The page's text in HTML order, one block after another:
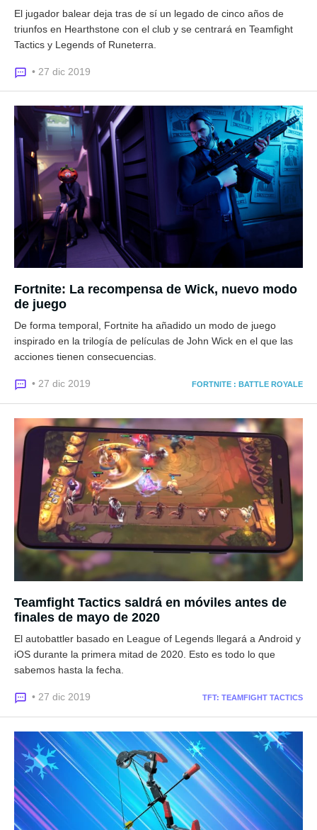
El jugador balear deja tras de sí un legado de cinco años de
triunfos en Hearthstone con el club y se centrará en Teamfight
Tactics y Legends of Runeterra.
• 27 dic 2019
Fortnite: La recompensa de Wick, nuevo modo
de juego
De forma temporal, Fortnite ha añadido un modo de juego
inspirado en la trilogía de películas de John Wick en el que las
acciones tienen consecuencias.
• 27 dic 2019 FORTNITE : BATTLE ROYALE
Teamfight Tactics saldrá en móviles antes de
finales de mayo de 2020
El autobattler basado en League of Legends llegará a Android y
iOS durante la primera mitad de 2020. Esto es todo lo que
sabemos hasta la fecha.
• 27 dic 2019 TFT: TEAMFIGHT TACTICS